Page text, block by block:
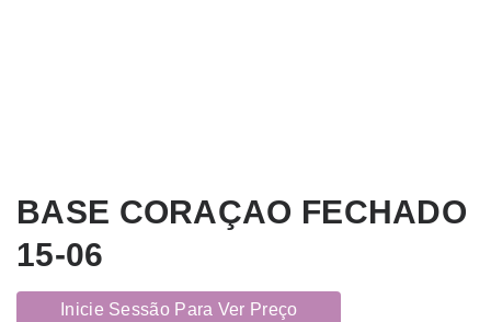
BASE CORAÇAO FECHADO
15-06
Inicie Sessão Para Ver Preço